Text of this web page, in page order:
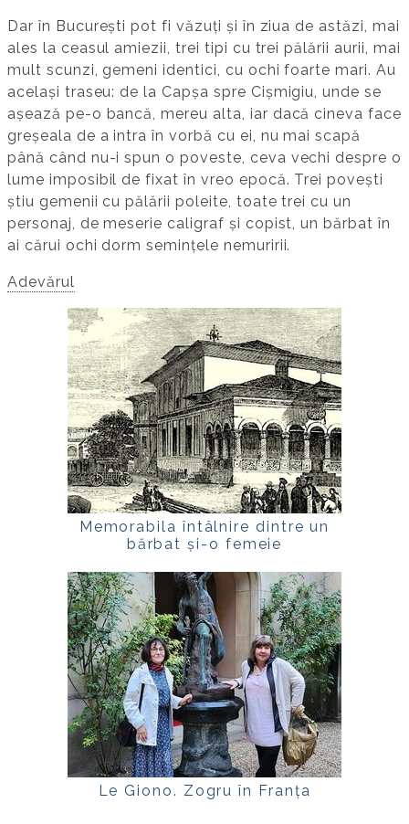
Dar în București pot fi văzuți și în ziua de astăzi, mai
ales la ceasul amiezii, trei tipi cu trei pălării aurii, mai
mult scunzi, gemeni identici, cu ochi foarte mari. Au
același traseu: de la Capșa spre Cișmigiu, unde se
așează pe-o bancă, mereu alta, iar dacă cineva face
greșeala de a intra în vorbă cu ei, nu mai scapă
până când nu-i spun o poveste, ceva vechi despre o
lume imposibil de fixat în vreo epocă. Trei povești
știu gemenii cu pălării poleite, toate trei cu un
personaj, de meserie caligraf și copist, un bărbat în
ai cărui ochi dorm semințele nemuririi.
Adevărul
Memorabila întâlnire dintre un
bărbat și-o femeie
Le Giono. Zogru în Franța